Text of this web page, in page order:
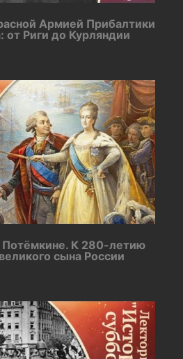
Армией Прибалтики
от Риги до Курляндии
К 280-летию
сына России